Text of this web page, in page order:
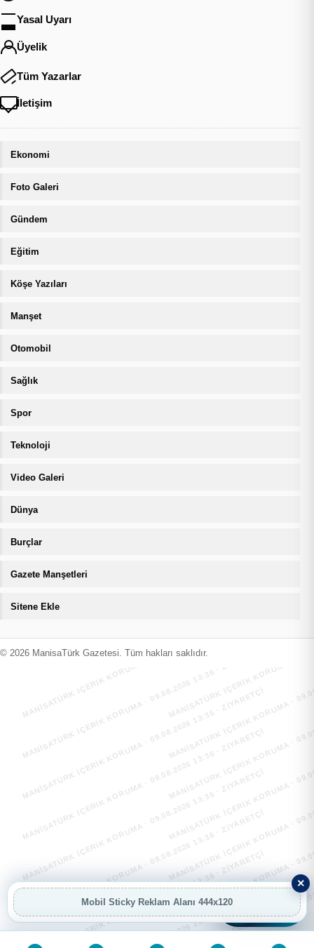
Yasal Uyarı
Üyelik
Tüm Yazarlar
İletişim
Ekonomi
Foto Galeri
Gündem
Eğitim
Köşe Yazıları
Manşet
Otomobil
Sağlık
Spor
Teknoloji
Video Galeri
Dünya
Burçlar
Gazete Manşetleri
Sitene Ekle
© 2026 ManisaTürk Gazetesi. Tüm hakları saklıdır.
×
Mobil Sticky Reklam Alanı 444x120
MANİSATÜRK İÇERİK KORUMA · 09.08.2026 13:36 · ZIYARETÇI
MANİSATÜRK İÇERİK KORUMA
MANİSATÜRK İÇERİK KORUMA · 09.08.2026 13:36 · ZIYARETÇI
MANİSATÜRK İÇERİK KORUMA
MANİSATÜRK İÇERİK KORUMA · 09.08.2026 13:36 · ZIYARETÇI
MANİSATÜRK İÇERİK KORUMA
MANİSATÜRK İÇERİK KORUMA · 09.08.2026 13:36 · ZIYARETÇI
MANİSATÜRK İÇERİK KORUMA
MANİSATÜRK İÇERİK KORUMA · 09.08.2026 13:36 · ZIYARETÇI
MANİSATÜRK İÇERİK KORUMA
MANİSATÜRK İÇERİK KORUMA · 09.08.2026 13:36 · ZIYARETÇI
MANİSATÜRK İÇERİK KORUMA
MANİSATÜRK İÇERİK KORUMA · 09.08.2026 13:36 · ZIYARETÇI
MANİSATÜRK İÇERİK KORUMA